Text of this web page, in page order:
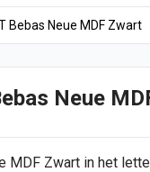
Bebas Neue MDF Zwart
Neue
MDF Zwart in het